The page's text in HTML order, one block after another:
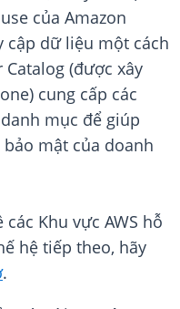
của Amazon
cập dữ liệu một cách
(được xây
cung cấp các
mục để giúp
mật của doanh
Khu vực AWS hỗ
hệ tiếp theo, hãy
.